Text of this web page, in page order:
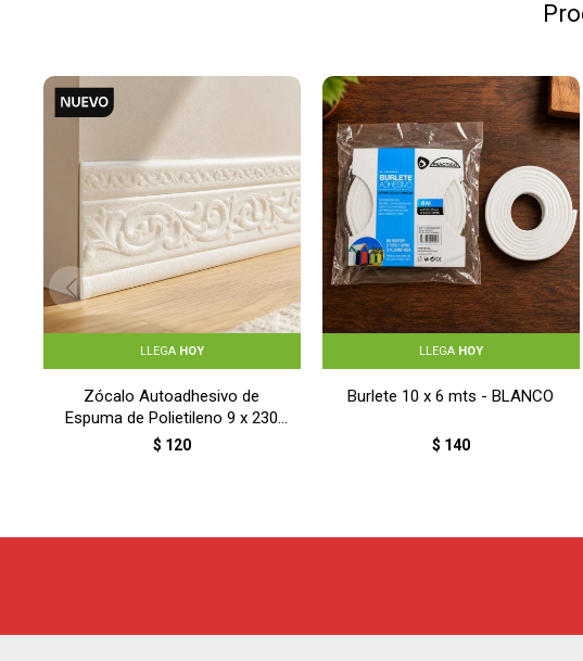
LLEGA HOY
Zócalo Autoadhesivo de
Espuma de Polietileno 9 x 230
cm - BLANCO
$ 120
LLEGA HOY
Burlete 10 x 6 mts - BLANCO
$ 140